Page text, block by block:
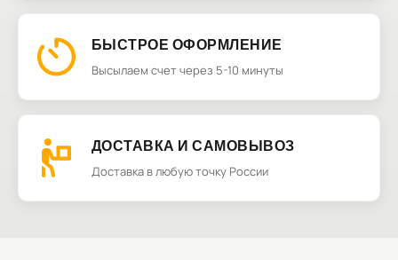
БЫСТРОЕ ОФОРМЛЕНИЕ
Высылаем счет через 5-10 минуты
ДОСТАВКА И САМОВЫВОЗ
Доставка в любую точку России